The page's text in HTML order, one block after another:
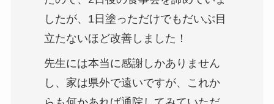
したが、1日塗っただけでもだいぶ目
立たないほど改善しました！
先生には本当に感謝しかありません
し、家は県外で遠いですが、これか